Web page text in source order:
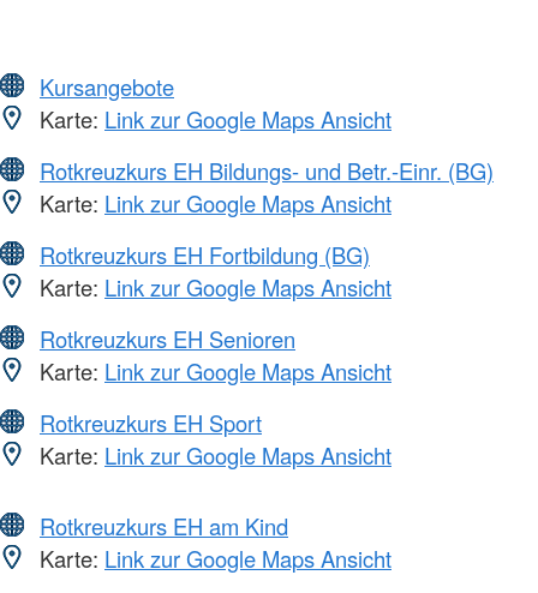
Kursangebote
Karte: Link zur Google Maps Ansicht
Rotkreuzkurs EH Bildungs- und Betr.-Einr. (BG)
Karte: Link zur Google Maps Ansicht
Rotkreuzkurs EH Fortbildung (BG)
Karte: Link zur Google Maps Ansicht
Rotkreuzkurs EH Senioren
Karte: Link zur Google Maps Ansicht
Rotkreuzkurs EH Sport
Karte: Link zur Google Maps Ansicht
Rotkreuzkurs EH am Kind
Karte: Link zur Google Maps Ansicht